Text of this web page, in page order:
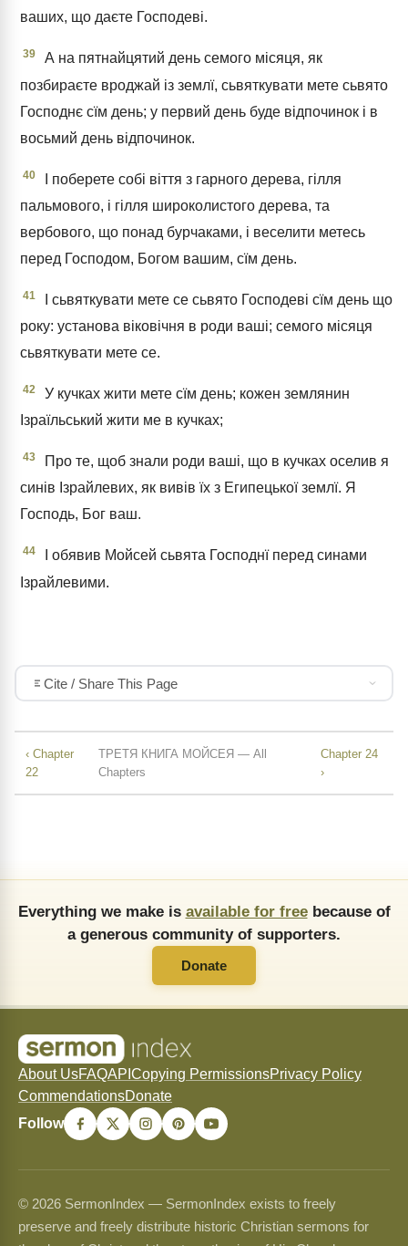
ваших, що даєте Господеві.
39
А на пятнайцятий день семого місяця, як
позбираєте вроджай із землї, сьвяткувати мете сьвято
Господнє сїм день; у первий день буде відпочинок і в
восьмий день відпочинок.
40
І поберете собі віття з гарного дерева, гілля
пальмового, і гілля широколистого дерева, та
вербового, що понад бурчаками, і веселити метесь
перед Господом, Богом вашим, сїм день.
41
І сьвяткувати мете се сьвято Господеві сїм день що
року: установа віковічня в роди ваші; семого місяця
сьвяткувати мете се.
42
У кучках жити мете сїм день; кожен землянин
Ізраїльський жити ме в кучках;
43
Про те, щоб знали роди ваші, що в кучках оселив я
синів Ізрайлевих, як вивів їх з Египецької землї. Я
Господь, Бог ваш.
44
І обявив Мойсей сьвята Господнї перед синами
Ізрайлевими.
Cite / Share This Page
‹ Chapter
22
ТРЕТЯ КНИГА МОЙСЕЯ — All
Chapters
Chapter 24
›
Everything we make is available for freebecause of
a generous community of supporters.
Donate
About UsFAQAPI Copying PermissionsPrivacy Policy
CommendationsDonate
Follow
© 2026 SermonIndex — SermonIndex exists to freely
preserve and freely distribute historic Christian sermons for